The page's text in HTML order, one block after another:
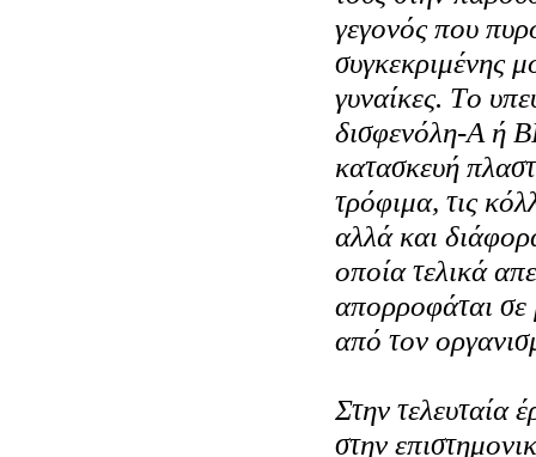
γεγονός που
συγκεκριμένης
γυναίκες. Tο
δισφενόλη-A ή
κατασκευή
τρόφιμα, τις
αλλά και
οποία τελικά
απορροφάται σε
από τον
Στην τελευταία
στην